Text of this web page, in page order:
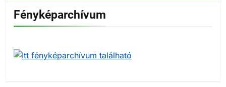
Fényképarchívum